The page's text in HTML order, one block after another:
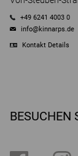
+49 6241 4003 0
info@kinnarps.de
Kontakt Details
BESUCHEN